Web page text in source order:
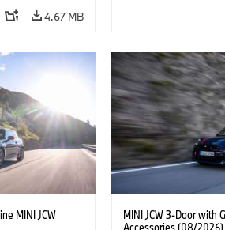
4.67 MB
MINI JCW
MINI JCW 3-Door with